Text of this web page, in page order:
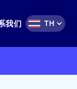
我们 TH